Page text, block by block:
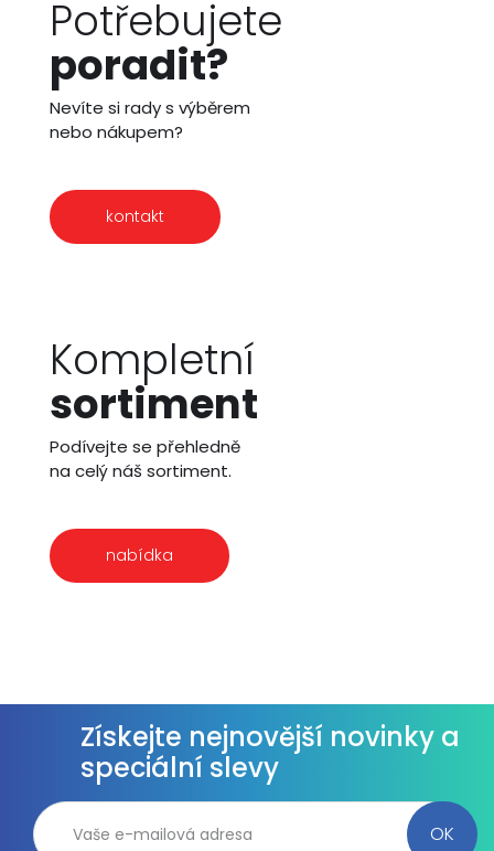
Potřebujete
poradit?
Nevíte si rady s výběrem
nebo nákupem?
kontakt
Kompletní
sortiment
Podívejte se přehledně
na celý náš sortiment.
nabídka
Získejte nejnovější novinky a
speciální slevy